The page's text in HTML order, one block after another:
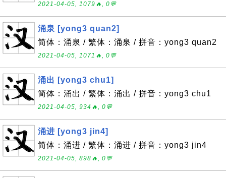
2021-04-05, 1079🔥, 0💬
涌泉 [yong3 quan2]
简体：涌泉 / 繁体：涌泉 / 拼音：yong3 quan2
2021-04-05, 1071🔥, 0💬
涌出 [yong3 chu1]
简体：涌出 / 繁体：涌出 / 拼音：yong3 chu1
2021-04-05, 934🔥, 0💬
涌进 [yong3 jin4]
简体：涌进 / 繁体：涌进 / 拼音：yong3 jin4
2021-04-05, 898🔥, 0💬